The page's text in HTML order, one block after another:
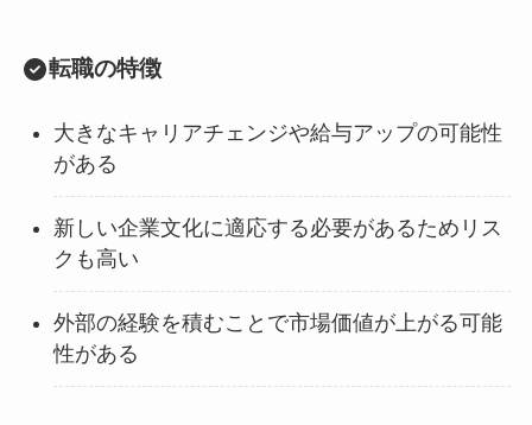
転職の特徴
大きなキャリアチェンジや給与アップの可能性
がある
新しい企業文化に適応する必要があるためリス
クも高い
外部の経験を積むことで市場価値が上がる可能
性がある